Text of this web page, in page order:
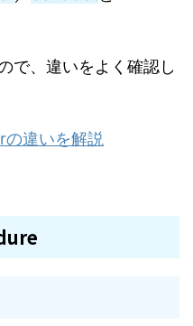
で、違いをよく確認し
違いを解説